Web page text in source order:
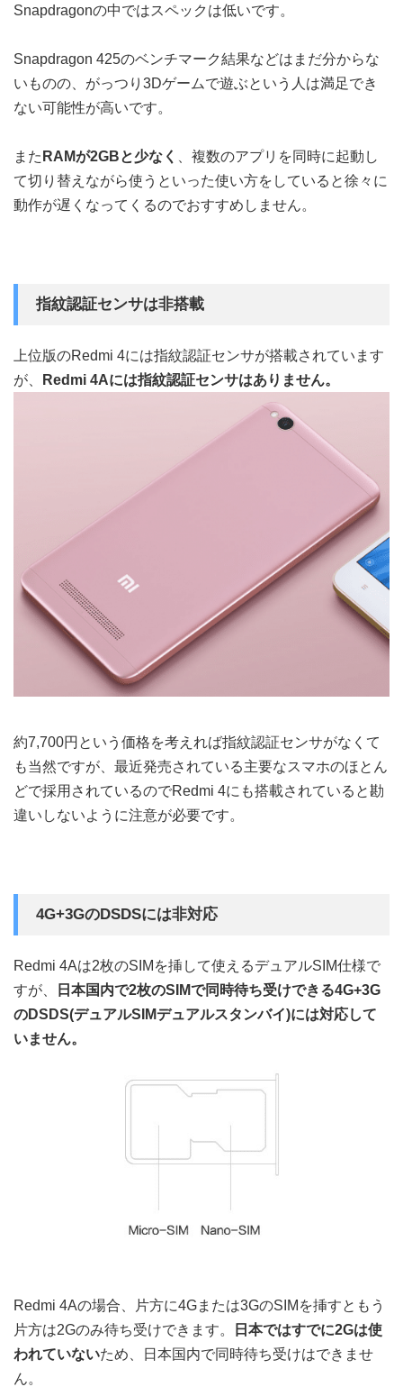
Snapdragonの中ではスペックは低いです。
Snapdragon 425のベンチマーク結果などはまだ分からな
いものの、がっつり3Dゲームで遊ぶという人は満足でき
ない可能性が高いです。
また RAMが2GBと少なく
、複数のアプリを同時に起動し
て切り替えながら使うといった使い方をしていると徐々に
動作が遅くなってくるのでおすすめしません。
指紋認証センサは非搭載
上位版のRedmi 4には指紋認証センサが搭載されています
が、
Redmi 4Aには指紋認証センサはありません。
約7,700円という価格を考えれば指紋認証センサがなくて
も当然ですが、最近発売されている主要なスマホのほとん
どで採用されているのでRedmi 4にも搭載されていると勘
違いしないように注意が必要です。
4G+3GのDSDSには非対応
Redmi 4Aは2枚のSIMを挿して使えるデュアルSIM仕様で
すが、
日本国内で2枚のSIMで同時待ち受けできる4G+3G
のDSDS(デュアルSIMデュアルスタンバイ)には対応して
いません。
Redmi 4Aの場合、片方に4Gまたは3GのSIMを挿すともう
片方は2Gのみ待ち受けできます。
日本ではすでに2Gは使
われていないため、日本国内で同時待ち受けはできませ
ん。